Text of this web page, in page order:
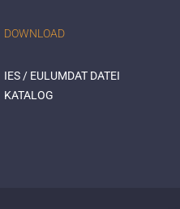
DOWNLOAD
IES / EULUMDAT DATEI
KATALOG